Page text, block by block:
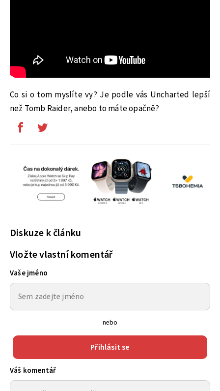
Co si o tom myslíte vy? Je podle vás Uncharted lepší
než Tomb Raider, anebo to máte opačně?
Diskuze k článku
Vložte vlastní komentář
Vaše jméno
nebo
Přihlásit se
Váš komentář